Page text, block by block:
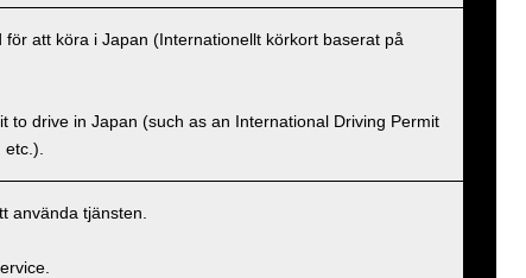
att köra i Japan (Internationellt körkort baserat på
to drive in Japan (such as an International Driving Permit
använda tjänsten.